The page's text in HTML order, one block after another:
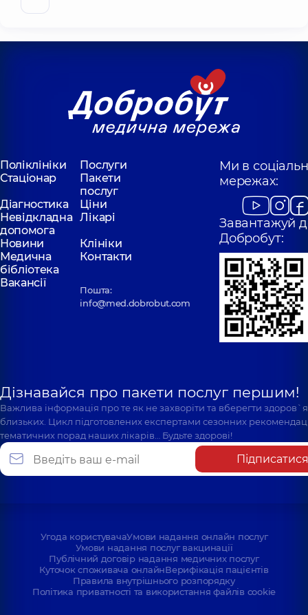
Поліклініки
Послуги
Стаціонар
Пакети
послуг
Діагностика
Ціни
Невідкладна
допомога
Лікарі
Новини
Клініки
Медична
бібліотека
Контакти
Вакансії
Пошта:
info@med.dobrobut.com
Ми в
мережах:
Завантажуй
Добробут:
Дізнавайся про пакети послуг першим!
Важлива інформація про те як не захворіти та вберегти
близьких. Цикл підготовлених експертами сезонних
тематичних порад наших лікарів… Будьте здорові!
Підписатися
Угода користувачаУмови надання онлайн послуг
Умови надання послуг вакцинації
Публічний договір надання медичних послуг
Куточок споживача онлайнВерифікація пацієнтів
Правила внутрішнього розпорядку
Політика приватності та використання файлів cookie